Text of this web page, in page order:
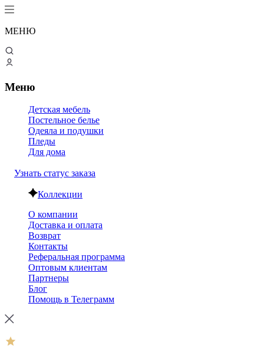
МЕНЮ
Меню
Детская мебель
Постельное белье
Одеяла и подушки
Пледы
Для дома
Узнать статус заказа
Коллекции
О компании
Доставка и оплата
Возврат
Контакты
Реферальная программа
Оптовым клиентам
Партнеры
Блог
Помощь в Телеграмм